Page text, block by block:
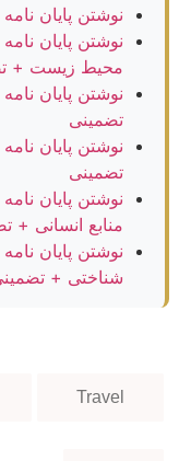
نوشتن پایان
نوشتن پایان
محیط زیست +
نوشتن پایان
تضمینی
نوشتن پایان
تضمینی
نوشتن پایان
منابع انسانی +
نوشتن پایان
شناختی +
Travel